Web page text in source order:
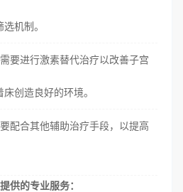
机制。
要进行激素替代治疗以改善子宫
创造良好的环境。
配合其他辅助治疗手段，以提高
供的专业服务：